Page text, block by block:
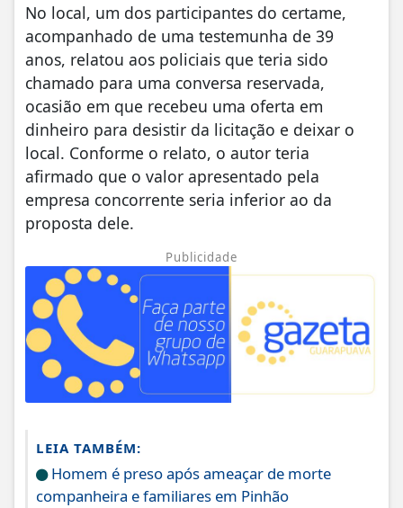
No local, um dos participantes do certame,
acompanhado de uma testemunha de 39
anos, relatou aos policiais que teria sido
chamado para uma conversa reservada,
ocasião em que recebeu uma oferta em
dinheiro para desistir da licitação e deixar o
local. Conforme o relato, o autor teria
afirmado que o valor apresentado pela
empresa concorrente seria inferior ao da
proposta dele.
Publicidade
LEIA TAMBÉM:
Homem é preso após ameaçar de morte
companheira e familiares em Pinhão